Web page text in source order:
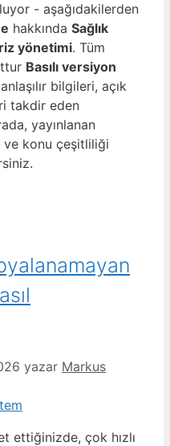
- aşağıdakilerden
hakkında Sağlık
yönetimi. Tüm
Basılı versiyon
bilgileri, açık
takdir eden
yayınlanan
ve konu çeşitliliği
yazar Markus
ettiğinizde, çok hızlı